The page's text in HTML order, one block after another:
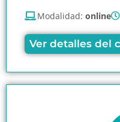
Modalidad: online
Ver detalles del